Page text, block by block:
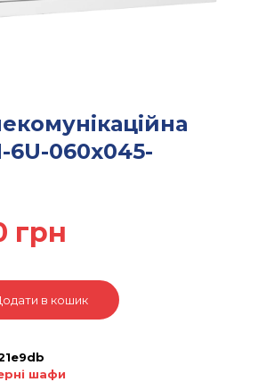
6U-060х045-
грн
в кошик
шафи